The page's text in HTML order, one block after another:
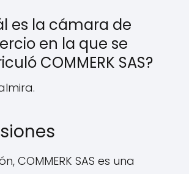
es la cámara de
en la que se
COMMERK SAS?
COMMERK SAS es una